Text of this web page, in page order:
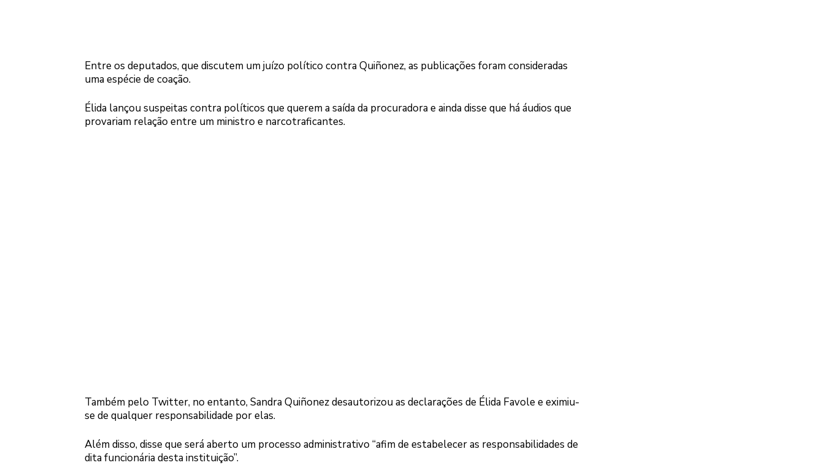
Entre os deputados, que discutem um juízo político contra Quiñonez, as publicações foram consideradas
uma espécie de coação.
Élida lançou suspeitas contra políticos que querem a saída da procuradora e ainda disse que há áudios que
provariam relação entre um ministro e narcotraficantes.
Também pelo Twitter, no entanto, Sandra Quiñonez desautorizou as declarações de Élida Favole e eximiu-
se de qualquer responsabilidade por elas.
Além disso, disse que será aberto um processo administrativo “afim de estabelecer as responsabilidades de
dita funcionária desta instituição”.